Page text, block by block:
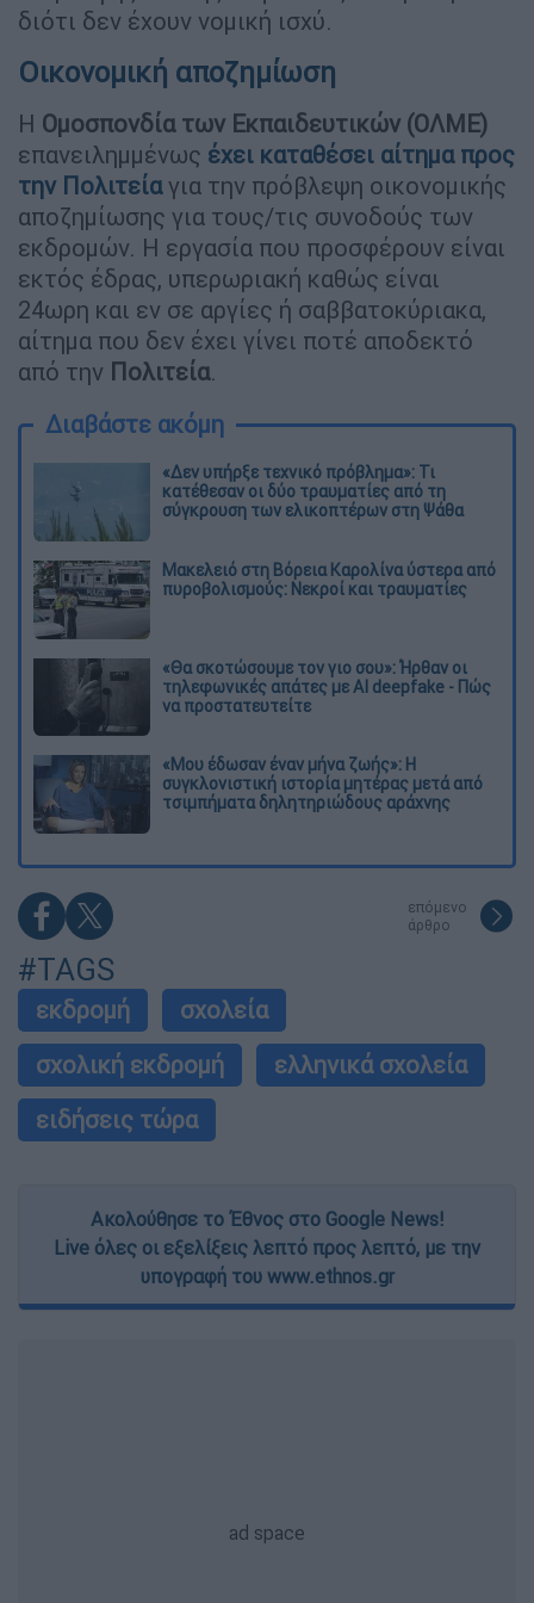
διότι δεν έχουν νομική ισχύ.
Οικονομική αποζημίωση
Η Ομοσπονδία των Εκπαιδευτικών (ΟΛΜΕ)
επανειλημμένως έχει καταθέσει αίτημα προς
την Πολιτεία για την πρόβλεψη οικονομικής
αποζημίωσης για τους/τις συνοδούς των
εκδρομών. Η εργασία που προσφέρουν είναι
εκτός έδρας, υπερωριακή καθώς είναι
24ωρη και εν σε αργίες ή σαββατοκύριακα,
αίτημα που δεν έχει γίνει ποτέ αποδεκτό
από την Πολιτεία.
Διαβάστε ακόμη
«Δεν υπήρξε τεχνικό πρόβλημα»: Τι
κατέθεσαν οι δύο τραυματίες από τη
σύγκρουση των ελικοπτέρων στη Ψάθα
Μακελειό στη Βόρεια Καρολίνα ύστερα από
πυροβολισμούς: Νεκροί και τραυματίες
«Θα σκοτώσουμε τον γιο σου»: Ήρθαν οι
τηλεφωνικές απάτες με AI deepfake - Πώς
να προστατευτείτε
«Μου έδωσαν έναν μήνα ζωής»: Η
συγκλονιστική ιστορία μητέρας μετά από
τσιμπήματα δηλητηριώδους αράχνης
επόμενο
άρθρο
#TAGS
εκδρομή
σχολεία
σχολική εκδρομή
ελληνικά σχολεία
ειδήσεις τώρα
Ακολούθησε το Έθνος στο Google News!
Live όλες οι εξελίξεις λεπτό προς λεπτό, με την
υπογραφή του www.ethnos.gr